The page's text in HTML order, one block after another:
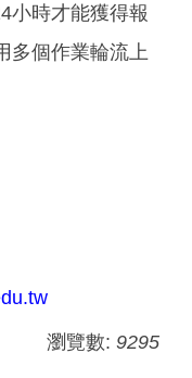
小時才能獲得報
多個作業輪流上
瀏覽數: 9295